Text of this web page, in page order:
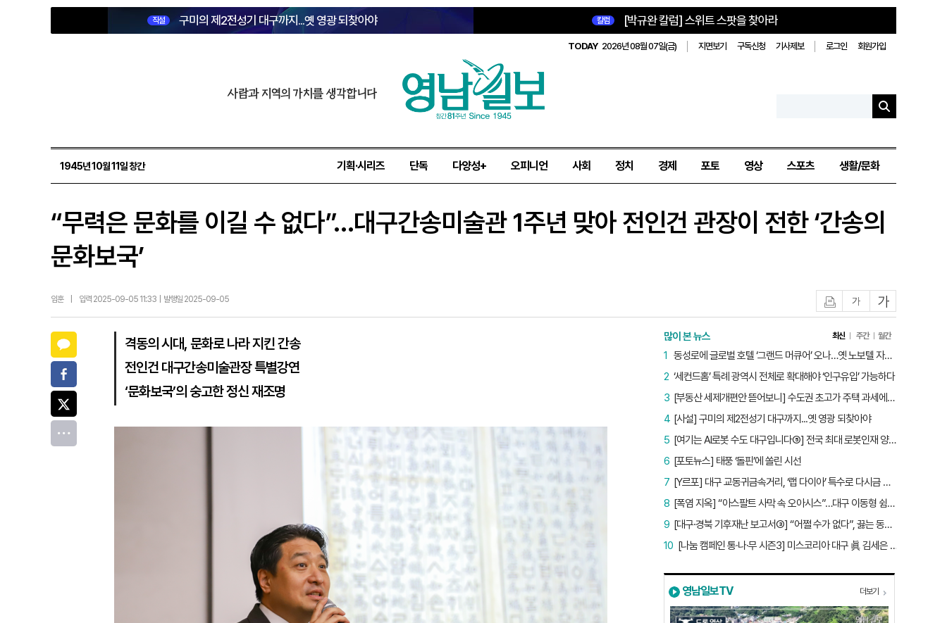
직설 구미의 제2전성기 대구까지...옛 영광 되찾아야 칼럼 [박규완 칼럼] 스위트 스팟을 찾아라
TODAY 2026년 08월 07일(금) 지면보기 구독신청 기사제보 로그인 회원가입
사람과 지역의 가치를 생각합니다
1945년 10월 11일 창간 기획·시리즈 단독 다양성+ 오피니언 사회 정치 경제 포토 영상 스포츠 생활/문화
“무력은 문화를 이길 수 없다”…대구간송미술관 1주년 맞아 전인건 관장이 전한 ‘간송의
문화보국’
임훈 입력 2025-09-05 11:33 | 발행일 2025-09-05 글자작게글자크게
격동의 시대, 문화로 나라 지킨 간송
전인건 대구간송미술관장 특별강연
‘문화보국’의 숭고한 정신 재조명
많이 본 뉴스 최신 주간 월간
동성로에 글로벌 호텔 ‘그랜드 머큐어’ 오나…옛 노보텔 자리 사무실 개설
1
‘세컨드홈’ 특례 광역시 전체로 확대해야 ‘인구유입’ 가능하다
2
[부동산 세제개편안 뜯어보니] 수도권 초고가 주택 과세에만 초점…침체된 지방 부동산 대책은 없다
3
[사설] 구미의 제2전성기 대구까지...옛 영광 되찾아야
4
[여기는 AI로봇 수도 대구입니다⑤] 전국 최대 로봇인재 양성소…“대구산업 맞춤형 교육과정 만들자”
5
[포토뉴스] 태풍 ‘돌핀’에 쏠린 시선
6
[Y르포] 대구 교동귀금속거리, ‘랩 다이아’ 특수로 다시금 활기…“반짝 인기 의존 않는 지속 가능 성장 동력 마련해야”
7
[폭염 지옥] “아스팔트 사막 속 오아시스”…대구 이동형 쉼터 버스 ‘북적’, 지하철역도 ‘바글’
8
[대구·경북 기후재난 보고서③] “어쩔 수가 없다”, 끓는 동해…‘절멸 위기’ 경북 수산업
9
[나눔 캠페인 통·나·무 시즌3] 미스코리아 대구 眞 김세은 “내가 받은 응원, 다음 사람에게”
10
영남일보TV 더보기